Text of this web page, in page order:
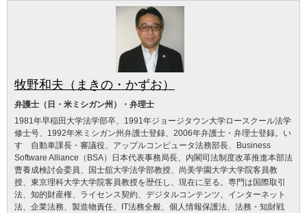
牧野和夫（まきの・かずお）
弁護士（日・米ミシガン州）・弁理士
1981年早稲田大学法学部卒、1991年ジョージタウン大学ロースクール法学
修士号、1992年米ミシガン州弁護士登録、2006年弁護士・弁理士登録。い
すゞ自動車課長・審議役、アップルコンピュータ法務部長、Business
Software Alliance（BSA）日本代表事務局長、内閣司法制度改革推進本部法
曹養成検討会委員、国士舘大学法学部教授、尚美学園大学大学院客員教
授、東京理科大学大学院客員教授を歴任し、現在に至る。専門は国際取引
法、知的財産権、ライセンス契約、デジタルコンテンツ、インターネット
法、企業法務、製造物責任、IT法務全般、個人情報保護法、法務・知財戦